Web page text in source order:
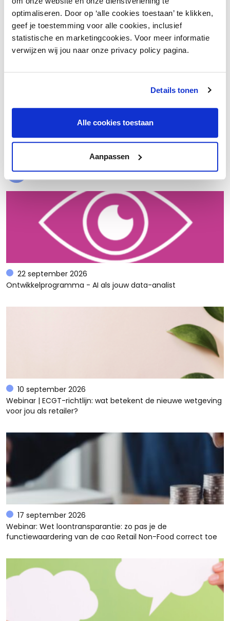
optimaliseren. Door op ‘alle cookies toestaan’ te klikken,
geef je toestemming voor alle cookies, inclusief
statistische en marketingcookies. Voor meer informatie
verwijzen wij jou naar onze privacy policy pagina.
Details tonen
Alle cookies toestaan
Aanpassen
Laad meer
Evenementen
22 september 2026
Ontwikkelprogramma - AI als jouw data-analist
10 september 2026
Webinar | ECGT-richtlijn: wat betekent de nieuwe wetgeving
voor jou als retailer?
17 september 2026
Webinar: Wet loontransparantie: zo pas je de
functiewaardering van de cao Retail Non-Food correct toe